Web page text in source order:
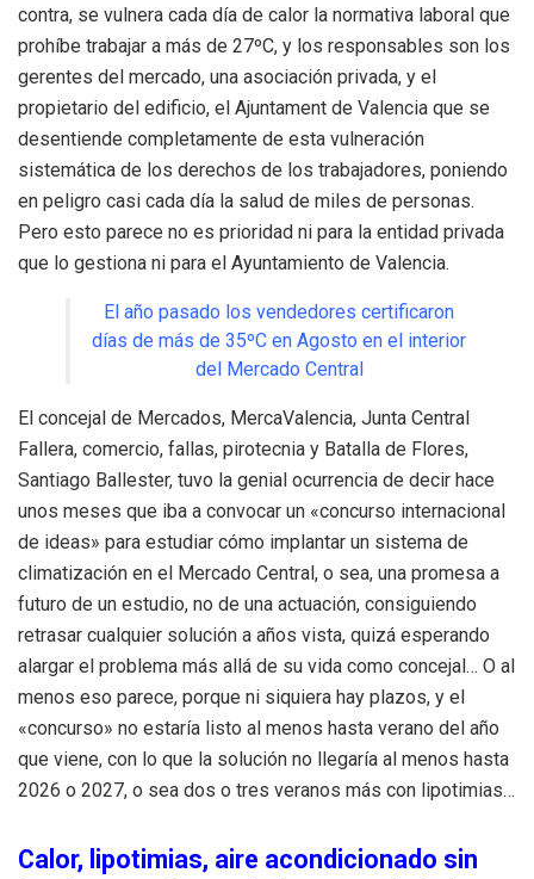
contra, se vulnera cada día de calor la normativa laboral que
prohíbe trabajar a más de 27ºC, y los responsables son los
gerentes del mercado, una asociación privada, y el
propietario del edificio, el Ajuntament de Valencia que se
desentiende completamente de esta vulneración
sistemática de los derechos de los trabajadores, poniendo
en peligro casi cada día la salud de miles de personas.
Pero esto parece no es prioridad ni para la entidad privada
que lo gestiona ni para el Ayuntamiento de Valencia.
El año pasado los vendedores certificaron
días de más de 35ºC en Agosto en el interior
del Mercado Central
El concejal de Mercados, MercaValencia, Junta Central
Fallera, comercio, fallas, pirotecnia y Batalla de Flores,
Santiago Ballester, tuvo la genial ocurrencia de decir hace
unos meses que iba a convocar un «concurso internacional
de ideas» para estudiar cómo implantar un sistema de
climatización en el Mercado Central, o sea, una promesa a
futuro de un estudio, no de una actuación, consiguiendo
retrasar cualquier solución a años vista, quizá esperando
alargar el problema más allá de su vida como concejal… O al
menos eso parece, porque ni siquiera hay plazos, y el
«concurso» no estaría listo al menos hasta verano del año
que viene, con lo que la solución no llegaría al menos hasta
2026 o 2027, o sea dos o tres veranos más con lipotimias…
Calor, lipotimias, aire acondicionado sin